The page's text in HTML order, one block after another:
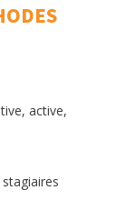
active,